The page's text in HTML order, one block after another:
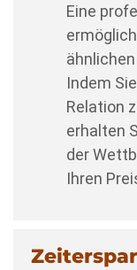
Eine
Indem
Relation
erhalten
der
Ihren